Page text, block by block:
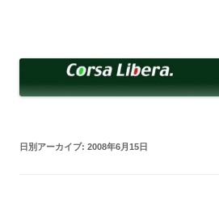
へ
ッ
日別アーカイブ: 2008年6月15日